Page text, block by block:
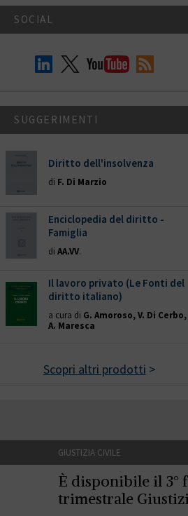
SOCIAL
SUGGERIMENTI
Diritto dell'insolvenza
di F. Di Marzio
Enciclopedia del diritto -
Famiglia
di AA.VV.
Il lavoro privato (Le Fonti del
diritto italiano)
a cura di G. Amoroso, V. Di Cerbo,
A. Maresca
Scopri altri prodotti >
GIUSTIZIA CIVILE
È disponibile il 3°
trimestrale